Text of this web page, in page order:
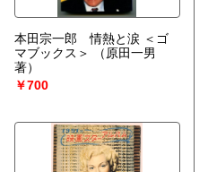
本田宗一郎 情熱と涙 ＜ゴ
マブックス＞
（原田一男
著）
￥700